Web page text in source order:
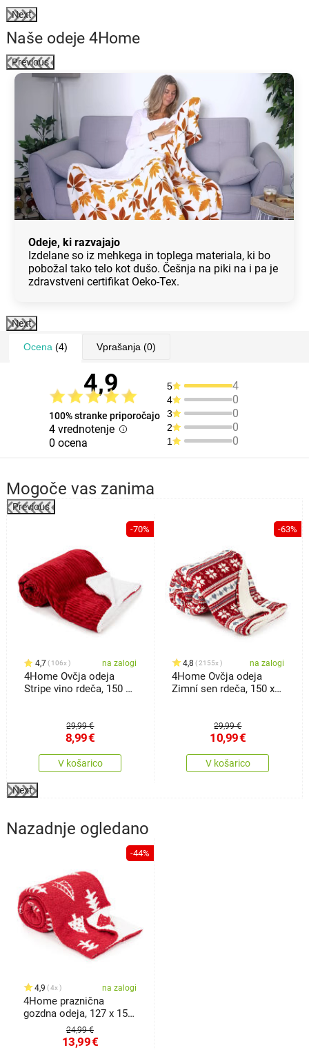
Next
Naše odeje 4Home
Previous
Odeje, ki razvajajo
Izdelane so iz mehkega in toplega materiala, ki bo
pobožal tako telo kot dušo. Češnja na piki na i pa je
zdravstveni certifikat Oeko-Tex.
Next
Ocena (4) Vprašanja (0)
4,9
100% stranke priporočajo
4 vrednotenje
0 ocena
5 4
4 0
3 0
2 0
1 0
Mogoče vas zanima
Previous
-70%
4,7 106x na zalogi
4Home Ovčja odeja
Stripe vino rdeča, 150 x
29,99 €
8,99€
V košarico
-63%
4,8 2155x na zalogi
4Home Ovčja odeja
Zimní sen rdeča, 150 x
29,99 €
10,99€
V košarico
Next
Nazadnje ogledano
-44%
4,9 4x na zalogi
4Home praznična
gozdna odeja, 127 x 152
24,99 €
13,99€